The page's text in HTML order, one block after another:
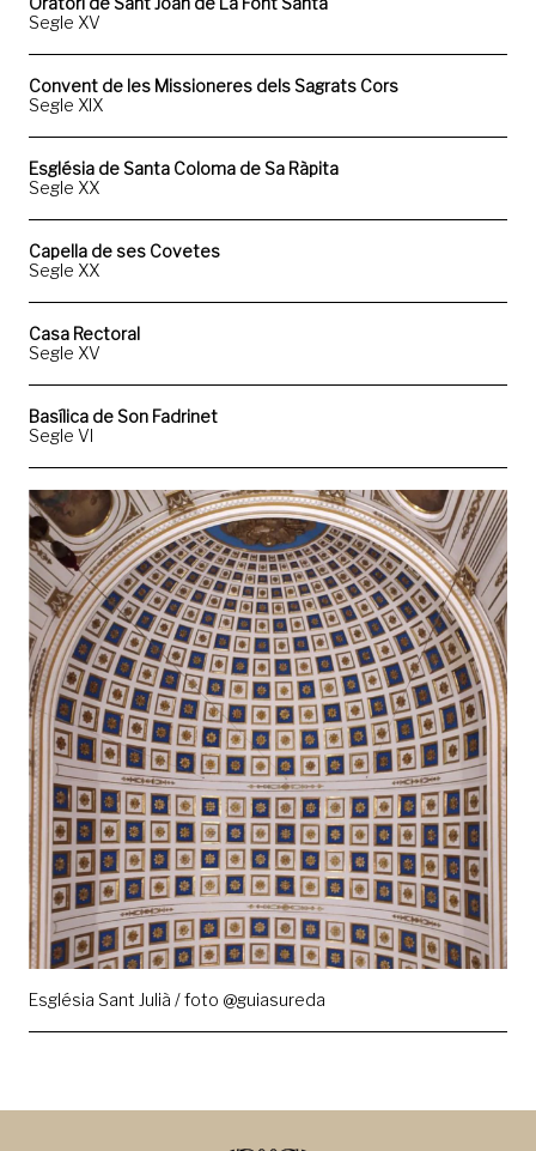
Segle XV
Convent de les Missioneres dels Sagrats Cors
Segle XIX
Església de Santa Coloma de Sa Ràpita
Segle XX
Capella de ses Covetes
Segle XX
Casa Rectoral
Segle XV
Basílica de Son Fadrinet
Segle VI
Església Sant Julià / foto @guiasureda